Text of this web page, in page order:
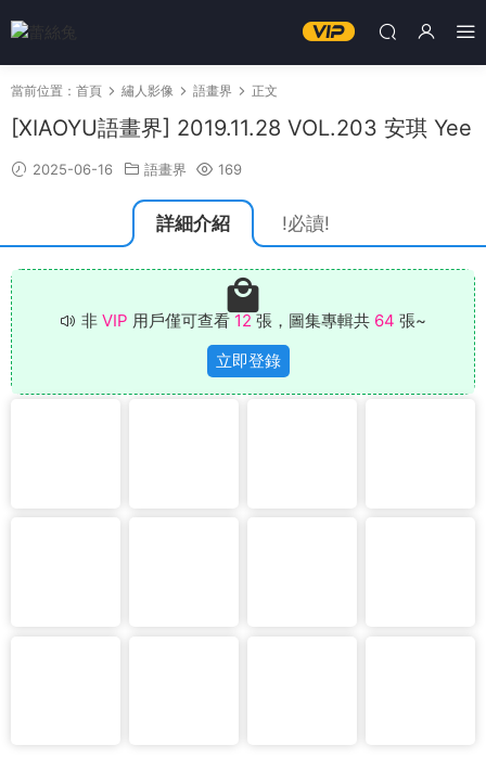
當前位置： 首頁 繡人影像 語畫界 正文
[XIAOYU語畫界] 2019.11.28 VOL.203 安琪 Yee
2025-06-16 語畫界 169
詳細介紹 !必讀!
非 VIP 用戶僅可查看 12 張，圖集專輯共 64 張~
立即登錄